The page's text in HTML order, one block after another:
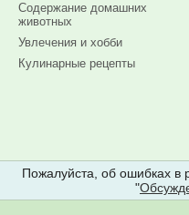
Содержание домашних
животных
Увлечения и хобби
Кулинарные рецепты
Пожалуйста, об ошибках в
"